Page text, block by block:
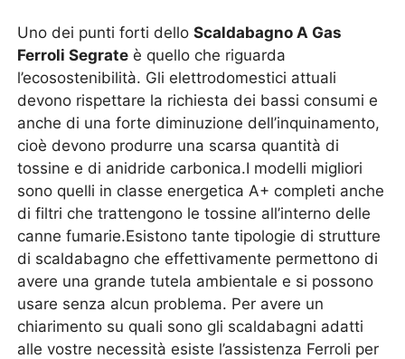
Uno dei punti forti delloScaldabagno A Gas
Ferroli Segrate è quello che riguarda
l’ecosostenibilità. Gli elettrodomestici attuali
devono rispettare la richiesta dei bassi consumi e
anche di una forte diminuzione dell’inquinamento,
cioè devono produrre una scarsa quantità di
tossine e di anidride carbonica.I modelli migliori
sono quelli in classe energetica A+ completi anche
di filtri che trattengono le tossine all’interno delle
canne fumarie.Esistono tante tipologie di strutture
di scaldabagno che effettivamente permettono di
avere una grande tutela ambientale e si possono
usare senza alcun problema. Per avere un
chiarimento su quali sono gli scaldabagni adatti
alle vostre necessità esiste l’assistenza Ferroli per